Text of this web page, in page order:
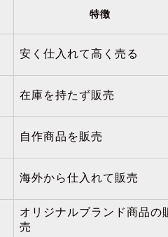
特徴
安く仕入れて高く売る
在庫を持たず販売
自作商品を販売
海外から仕入れて販売
オリジナルブランド商品の
売